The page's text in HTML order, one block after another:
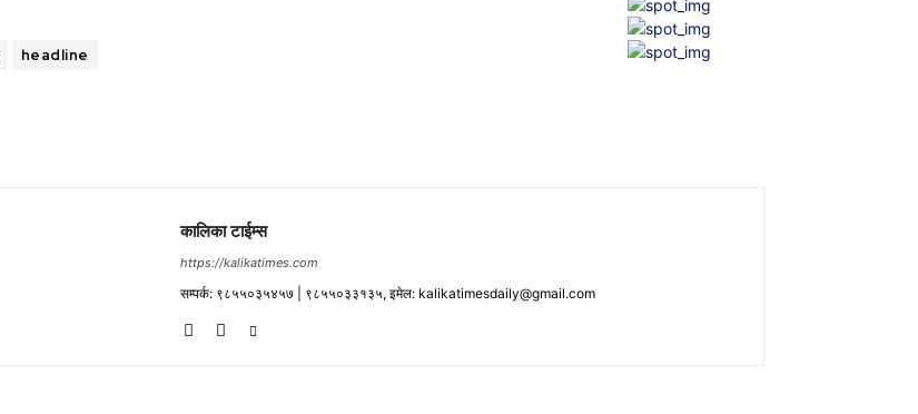
headline
कालिका टाईम्स
https://kalikatimes.com
सम्पर्क: ९८५५०३५४५७ | ९८५५०३३१३५, इमेल: kalikatimesdaily@gmail.com